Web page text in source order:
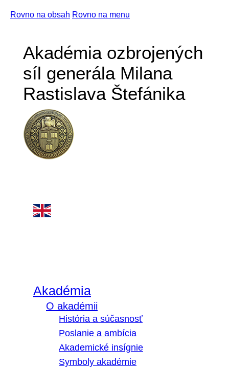
Rovno na obsah Rovno na menu
Akadémia ozbrojených
síl generála Milana
Rastislava Štefánika
Akadémia
O akadémii
História a súčasnosť
Poslanie a ambícia
Akademické insígnie
Symboly akadémie